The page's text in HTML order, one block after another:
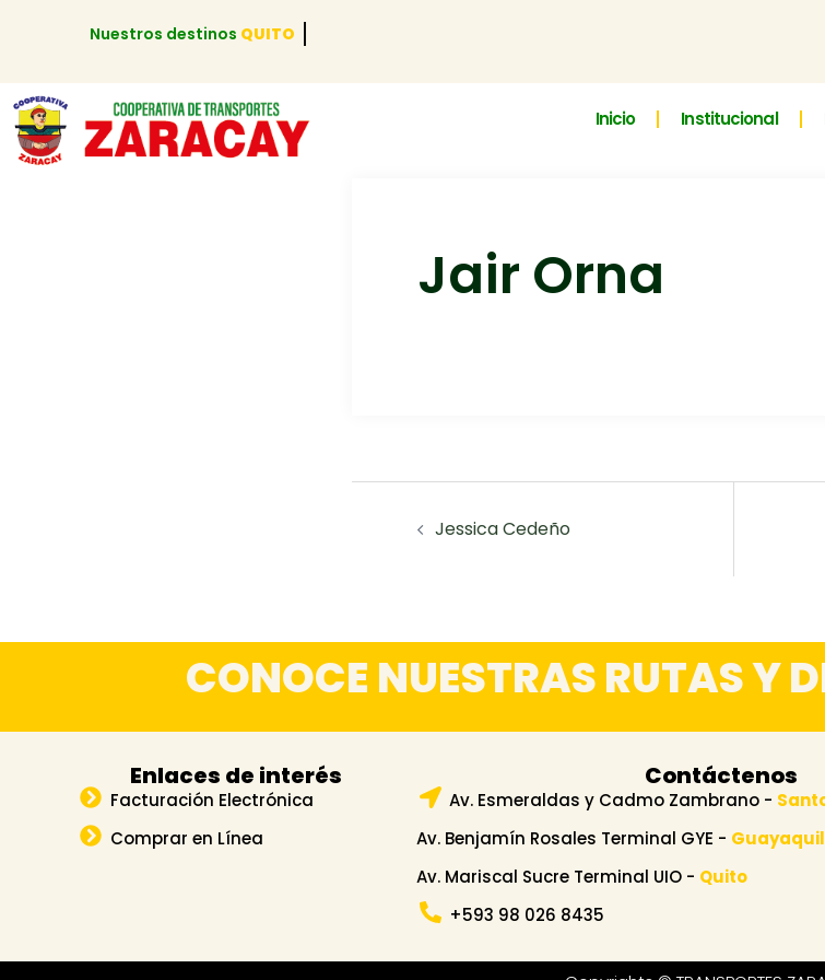
Nuestros destinos QUITO
Inicio Institucional
Jair Orna
Jessica Cedeño
CONOCE NUESTRAS RUTAS Y
Enlaces de interés
Facturación Electrónica
Comprar en Línea
Contáctenos
Av. Esmeraldas y Cadmo Zambrano -
Av. Benjamín Rosales Terminal GYE - Guayaquil
Av. Mariscal Sucre Terminal UIO - Quito
+593 98 026 8435